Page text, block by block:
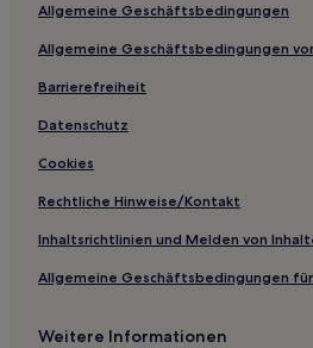
Hotels nahe City Square Mall
Hotels nahe Far East Plaza
Hotels nahe U-Bahn-Station Farrer
Hotels nahe Singapore Island
Hotels nahe ICA Building
Serangoon: Hotels
Hotels nahe Tanglin Shopping
Farrer Park: Hotels
Allgemeine Geschäftsbedingungen
Allgemeine Geschäftsbedingungen
Barrierefreiheit
Datenschutz
Cookies
Rechtliche Hinweise/Kontakt
Inhaltsrichtlinien und Melden von
Allgemeine Geschäftsbedingungen
Weitere Informationen